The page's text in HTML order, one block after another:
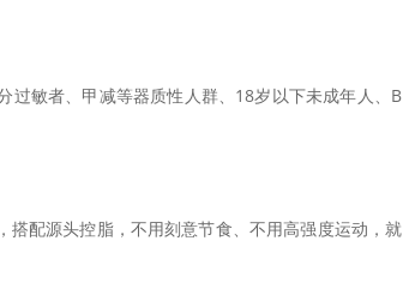
过敏者、甲减等器质性人群、18岁以下未成年人、B
配源头控脂，不用刻意节食、不用高强度运动，就